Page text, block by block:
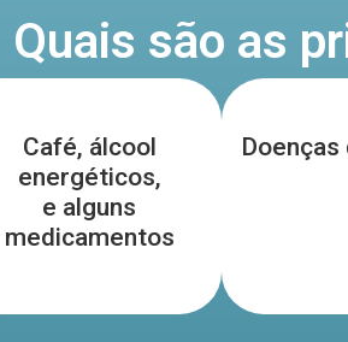
Quais são as
Café, álcool
energéticos,
e alguns
medicamentos